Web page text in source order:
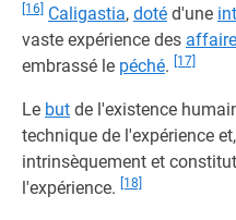
[16] Caligastia, doté d'une
vaste expérience des
embrassé le péché. [17]
Le but de l'existence
technique de l'expérience
intrinsèquement et
l'expérience.
[18]